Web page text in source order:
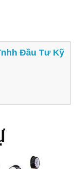
Đầu Tư Kỹ